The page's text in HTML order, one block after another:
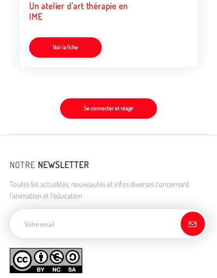
Un atelier d'art thérapie en
IME
Voir la fiche
Se connecter et réagir
NOTRE NEWSLETTER
Toutes les actualités, nouveautés et infos diverses concernant
l'animation et l'éducation